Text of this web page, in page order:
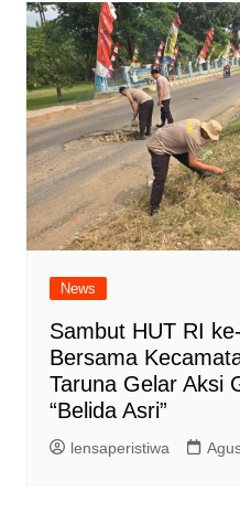
News
Sambut HUT RI
Bersama
Taruna Gelar Aksi
“Belida Asri”
lensaperistiwa